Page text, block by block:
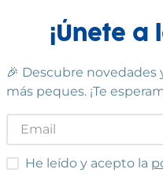
¡Únete a
🎉 Descubre novedades
más peques. ¡Te
He leído y acepto las
He leído y acepto la